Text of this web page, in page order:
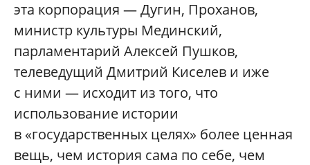
эта корпорация — Дугин, Проханов,
министр культуры Мединский,
парламентарий Алексей Пушков,
телеведущий Дмитрий Киселев и иже
с ними — исходит из того, что
использование истории
в «государственных целях» более ценная
вещь, чем история сама по себе, чем